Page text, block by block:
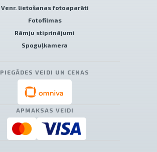
Venr. lietošanas fotoaparāti
Fotofilmas
Rāmju stiprinājumi
Spoguļkamera
PIEGĀDES VEIDI UN CENAS
APMAKSAS VEIDI